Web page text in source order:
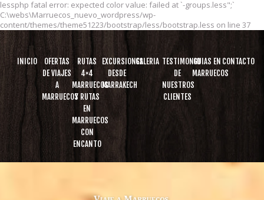
lessphp fatal error: expected color value: failed at `-groups.less";`
C:\webs\Marruecos_nuevo_wordpress/wp-
content/themes/theme51223/bootstrap/less/bootstrap.less on line 37
INICIO
OFERTAS
DE VIAJES
A
MARRUECOS
RUTAS
4×4
MARRUECOS
Y RUTAS
EN
MARRUECOS
CON
ENCANTO
EXCURSIONES
DESDE
MARRAKECH
GALERIA TESTIMONIO
DE
NUESTROS
CLIENTES
GUIAS EN
MARRUECOS
CONTACTO